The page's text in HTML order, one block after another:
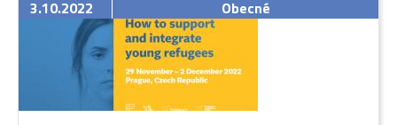
3.10.2022 Obecné